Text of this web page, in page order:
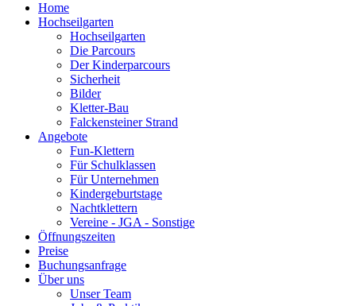
Home
Hochseilgarten
Hochseilgarten
Die Parcours
Der Kinderparcours
Sicherheit
Bilder
Kletter-Bau
Falckensteiner Strand
Angebote
Fun-Klettern
Für Schulklassen
Für Unternehmen
Kindergeburtstage
Nachtklettern
Vereine - JGA - Sonstige
Öffnungszeiten
Preise
Buchungsanfrage
Über uns
Unser Team